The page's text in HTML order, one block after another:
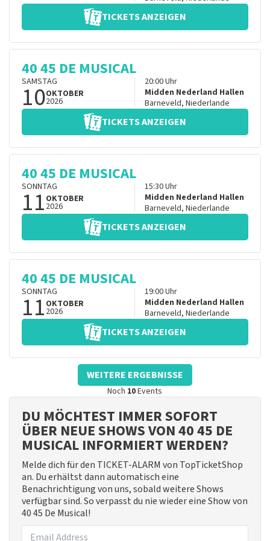
TICKETS ANZEIGEN
40 45 DE MUSICAL
SAMSTAG
10OKTOBER
2026
20:00Uhr
Midden Nederland Hallen
Barneveld, Niederlande
TICKETS ANZEIGEN
40 45 DE MUSICAL
SONNTAG
11 OKTOBER
2026
15:30Uhr
Midden Nederland Hallen
Barneveld, Niederlande
TICKETS ANZEIGEN
40 45 DE MUSICAL
SONNTAG
11 OKTOBER
2026
19:00Uhr
Midden Nederland Hallen
Barneveld, Niederlande
TICKETS ANZEIGEN
WEITERE ERGEBNISSE
Noch 10Events
DU MÖCHTEST IMMER SOFORT
ÜBER NEUE SHOWS VON 40 45 DE
MUSICAL INFORMIERT WERDEN?
Melde dich für den TICKET-ALARM von TopTicketShop
an. Du erhältst dann automatisch eine
Benachrichtigung von uns, sobald weitere Shows
verfügbar sind. So verpasst du nie wieder eine Show von
40 45 De Musical!